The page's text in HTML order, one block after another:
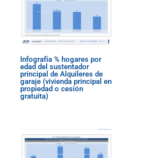
Infografía % hogares por
edad del sustentador
principal de Alquileres de
garaje (vivienda principal en
propiedad o cesión
gratuita)